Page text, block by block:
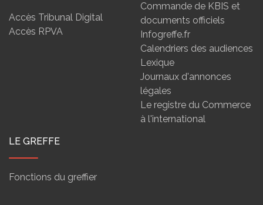
Accès Tribunal Digital
Accès RPVA
Commande de KBIS et
documents officiels
Infogreffe.fr
Calendriers des audiences
Lexique
Journaux d'annonces
légales
Le registre du Commerce
à l'international
LE GREFFE
Fonctions du greffier